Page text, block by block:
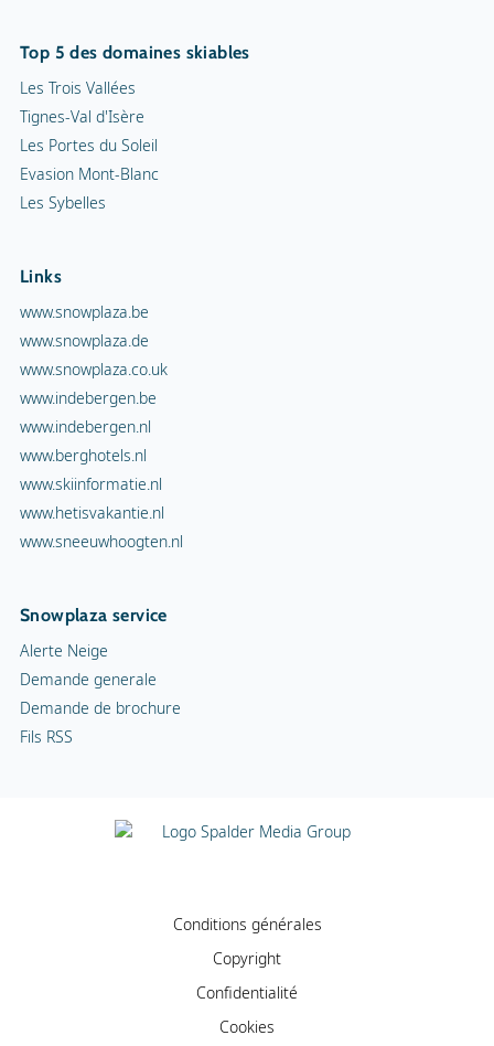
Tignes-Val d'Isère
Les Portes du Soleil
Evasion Mont-Blanc
Les Sybelles
www.snowplaza.de
www.snowplaza.co.uk
www.indebergen.be
www.indebergen.nl
www.berghotels.nl
www.skiinformatie.nl
www.hetisvakantie.nl
www.sneeuwhoogten.nl
Demande generale
Demande de brochure
Fils RSS
Confidentialité
Cookies
Infos publicité
Contact